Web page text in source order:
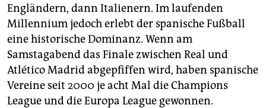
Engländern, dann Italienern. Im laufenden
Millennium jedoch erlebt der spanische Fußball
eine historische Dominanz. Wenn am
Samstagabend das Finale zwischen Real und
Atlético Madrid abgepfiffen wird, haben spanische
Vereine seit 2000 je acht Mal die Champions
League und die Europa League gewonnen.